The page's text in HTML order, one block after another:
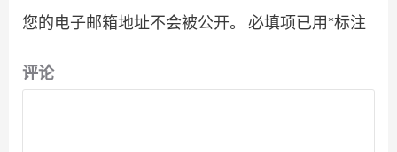
您的电子邮箱地址不会被公开。 必填项已用*标注
评论